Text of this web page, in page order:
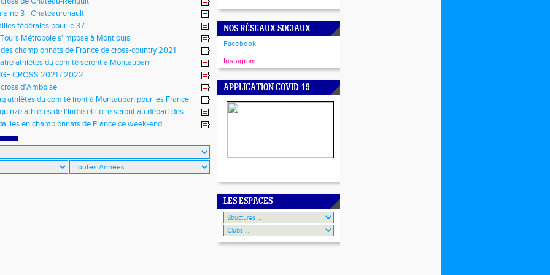
3 - Chateaurenault
fédérales pour le 37
Tours Métropole s'impose à Montlouis
championnats de France de cross-country 2021
athlètes du comité seront à Montauban
CROSS 2021 / 2022
d'Amboise
athlètes du comité iront à Montauban pour les France
athlètes de l'Indre et Loire seront au départ des
de cross-country 2021
en championnats de France ce week-end
NOS RÉSEAUX SOCIAUX
Facebook
Instagram
APPLICATION COVID-19
LES ESPACES